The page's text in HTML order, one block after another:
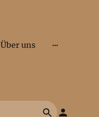
Über uns